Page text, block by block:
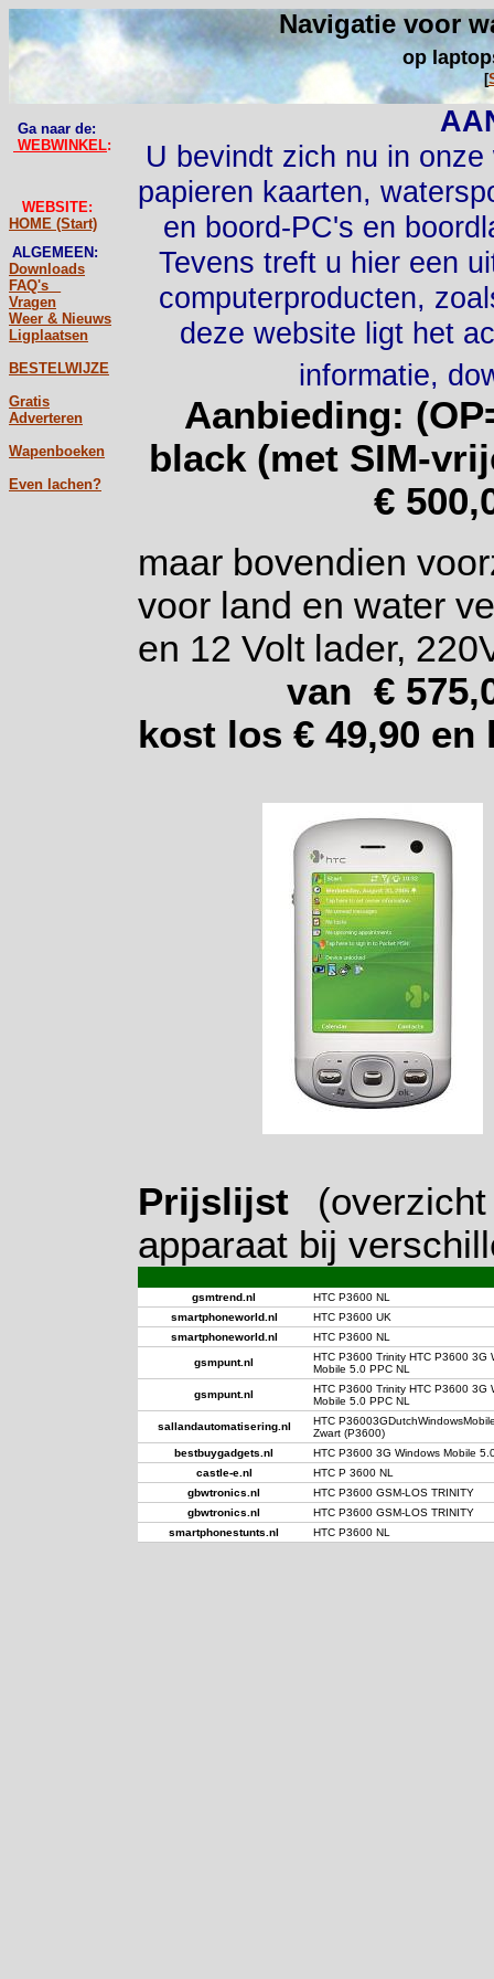
Navigatie voor
op
[
Ga naar de:
WEBWINKEL:
WEBSITE:
HOME (Start)
ALGEMEEN:
Downloads
FAQ's _
Vragen
Weer & Nieuws
Ligplaatsen
BESTELWIJZE
Gratis
Adverteren
Wapenboeken
Even lachen?
U bevindt zich nu in
papieren kaarten,
en boord-PC's en
Tevens treft u hier een
computerproducten,
deze website ligt het
informatie,
Aanbieding:
black (met SIM-
€
maar bovendien
voor land en water
en 12 Volt lader,
van €
kost los € 49,90 en
Prijslijst
apparaat bij
gsmtrend.nl
HTC P3600 NL
smartphoneworld.nl
HTC P3600 UK
smartphoneworld.nl
HTC P3600 NL
gsmpunt.nl
HTC P3600 Trinity HTC P3600 3G
Mobile 5.0 PPC NL
gsmpunt.nl
HTC P3600 Trinity HTC P3600 3G
Mobile 5.0 PPC NL
sallandautomatisering.nl
HTC
Zwart (P3600)
bestbuygadgets.nl
HTC P3600 3G Windows Mobile
castle-e.nl
HTC P 3600 NL
gbwtronics.nl
HTC P3600 GSM-LOS TRINITY
gbwtronics.nl
HTC P3600 GSM-LOS TRINITY
smartphonestunts.nl
HTC P3600 NL